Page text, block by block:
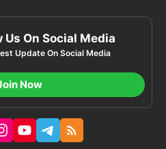
Us On Social Media
Update On Social Media
Now